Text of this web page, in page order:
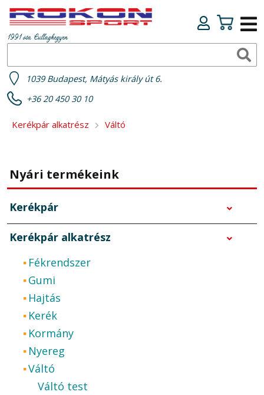
1991 óta Csillaghegyen
1039 Budapest, Mátyás király út 6.
+36 20 450 30 10
Kerékpár alkatrész Váltó
Nyári termékeink
Kerékpár
Kerékpár alkatrész
Fékrendszer
Gumi
Hajtás
Kerék
Kormány
Nyereg
Váltó
Váltó test